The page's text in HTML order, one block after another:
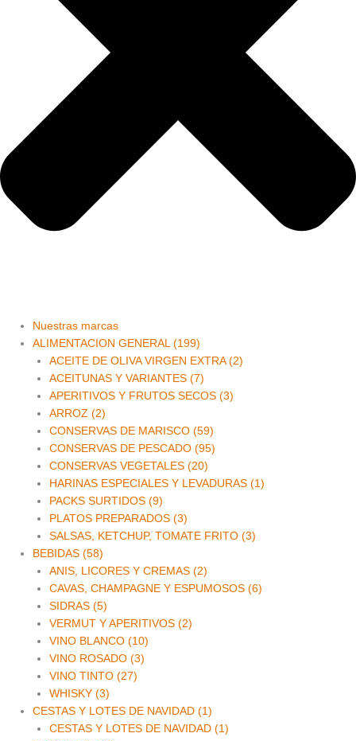
Nuestras marcas
ALIMENTACION GENERAL (199)
ACEITE DE OLIVA VIRGEN EXTRA (2)
ACEITUNAS Y VARIANTES (7)
APERITIVOS Y FRUTOS SECOS (3)
ARROZ (2)
CONSERVAS DE MARISCO (59)
CONSERVAS DE PESCADO (95)
CONSERVAS VEGETALES (20)
HARINAS ESPECIALES Y LEVADURAS (1)
PACKS SURTIDOS (9)
PLATOS PREPARADOS (3)
SALSAS, KETCHUP, TOMATE FRITO (3)
BEBIDAS (58)
ANIS, LICORES Y CREMAS (2)
CAVAS, CHAMPAGNE Y ESPUMOSOS (6)
SIDRAS (5)
VERMUT Y APERITIVOS (2)
VINO BLANCO (10)
VINO ROSADO (3)
VINO TINTO (27)
WHISKY (3)
CESTAS Y LOTES DE NAVIDAD (1)
CESTAS Y LOTES DE NAVIDAD (1)